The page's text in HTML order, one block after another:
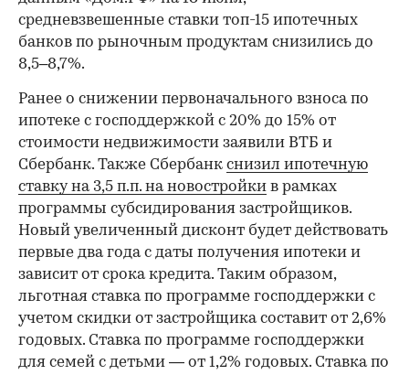
средневзвешенные ставки топ-15 ипотечных
банков по рыночным продуктам снизились до
8,5–8,7%.
Ранее о снижении первоначального взноса по
ипотеке с господдержкой с 20% до 15% от
стоимости недвижимости заявили ВТБ и
Сбербанк. Также Сбербанк снизил ипотечную
ставку на 3,5 п.п. на новостройки в рамках
программы субсидирования застройщиков.
Новый увеличенный дисконт будет действовать
первые два года с даты получения ипотеки и
зависит от срока кредита. Таким образом,
льготная ставка по программе господдержки с
учетом скидки от застройщика составит от 2,6%
годовых. Ставка по программе господдержки
для семей с детьми — от 1,2% годовых. Ставка по